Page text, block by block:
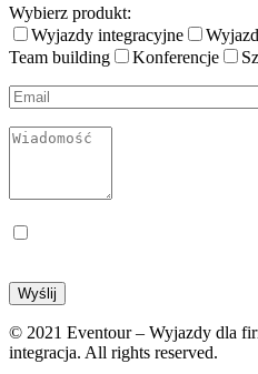
Wybierz produkt:
Wyjazdy integracyjne
Team building
Konferencje
© 2021 Eventour – Wyjazdy dla
integracja. All rights reserved.